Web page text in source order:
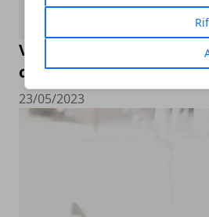
Valutazione orologi
compro Rolex online
23/05/2023